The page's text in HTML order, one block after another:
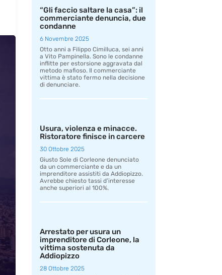
“Gli faccio saltare la casa”: il
commerciante denuncia, due
condanne
6 Novembre 2025
Otto anni a Filippo Cimilluca, sei anni
a Vito Pampinella. Sono le condanne
inflitte per estorsione aggravata dal
metodo mafioso. Il commerciante
vittima è stato fermo nella decisione
di denunciare.
Usura, violenza e minacce.
Ristoratore finisce in carcere
30 Ottobre 2025
Giusto Sole di Corleone denunciato
da un commerciante e da un
imprenditore assistiti da Addiopizzo.
Avrebbe chiesto tassi d’interesse
anche superiori al 100%.
Arrestato per usura un
imprenditore di Corleone, la
vittima sostenuta da
Addiopizzo
28 Ottobre 2025